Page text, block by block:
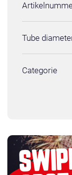
Tube
Categorie